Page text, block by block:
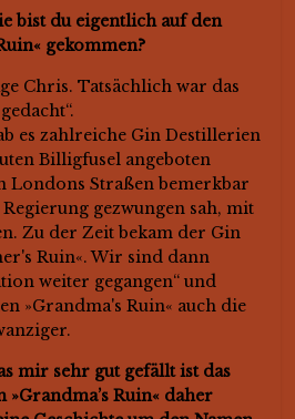
bist du eigentlich auf den
gekommen?
Chris. Tatsächlich war das
es zahlreiche Gin Destillerien
Billigfusel angeboten
Londons Straßen bemerkbar
gezwungen sah, mit
Zu der Zeit bekam der Gin
Ruin«. Wir sind dann
weiter gegangen“ und
»Grandma's Ruin« auch die
mir sehr gut gefällt ist das
»Grandma’s Ruin« daher